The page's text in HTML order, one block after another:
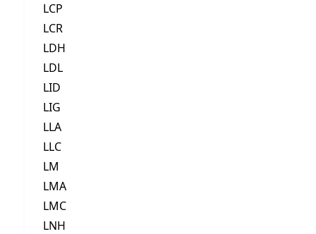
LCP
LCR
LDH
LDL
LID
LIG
LLA
LLC
LM
LMA
LMC
LNH